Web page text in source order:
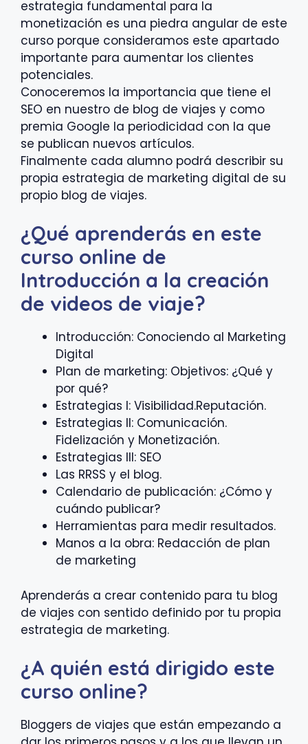
estrategia fundamental para la
monetización es una piedra angular de este
curso porque consideramos este apartado
importante para aumentar los clientes
potenciales.
Conoceremos la importancia que tiene el
SEO en nuestro de blog de viajes y como
premia Google la periodicidad con la que
se publican nuevos artículos.
Finalmente cada alumno podrá describir su
propia estrategia de marketing digital de su
propio blog de viajes.
¿Qué aprenderás en este
curso online de
Introducción a la creación
de videos de viaje?
Introducción: Conociendo al Marketing
Digital
Plan de marketing: Objetivos: ¿Qué y
por qué?
Estrategias I: Visibilidad.Reputación.
Estrategias II: Comunicación.
Fidelización y Monetización.
Estrategias III: SEO
Las RRSS y el blog.
Calendario de publicación: ¿Cómo y
cuándo publicar?
Herramientas para medir resultados.
Manos a la obra: Redacción de plan
de marketing
Aprenderás a crear contenido para tu blog
de viajes con sentido definido por tu propia
estrategia de marketing.
¿A quién está dirigido este
curso online?
Bloggers de viajes que están empezando a